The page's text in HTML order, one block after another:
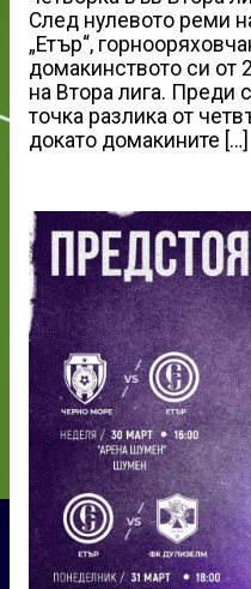
След нулевото реми
„Етър“,
домакинството си от
на Втора лига. Преди
точка разлика от
докато домакините […]